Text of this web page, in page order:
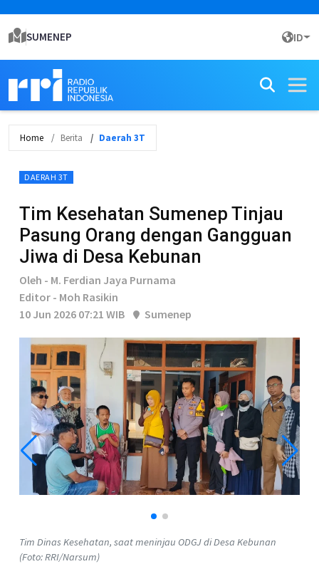
SUMENEP ID
Home Berita Daerah 3T
DAERAH 3T
Tim Kesehatan Sumenep Tinjau
Pasung Orang dengan Gangguan
Jiwa di Desa Kebunan
Oleh - M. Ferdian Jaya Purnama
Editor - Moh Rasikin
10 Jun 2026 07:21 WIB
Sumenep
Tim Dinas Kesehatan, saat meninjau ODGJ di Desa Kebunan
(Foto: RRI/Narsum)